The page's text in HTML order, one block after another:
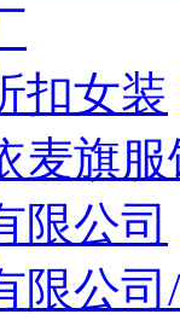
扣女装
麦旗
限公司
限公